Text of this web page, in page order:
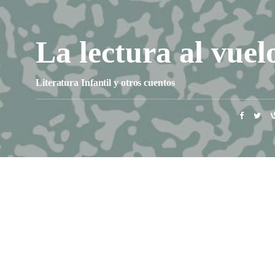
La lectura al
Literatura Infantil y otros cuentos